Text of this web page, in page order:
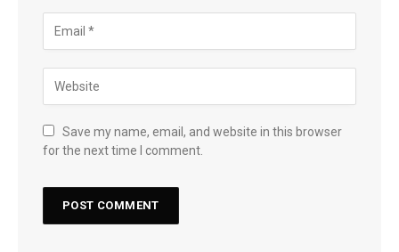
Save my name, email, and website in this browser
for the next time I comment.